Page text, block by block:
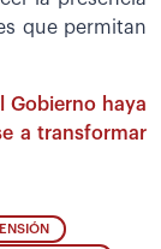
que permitan
Gobierno haya
a transformar